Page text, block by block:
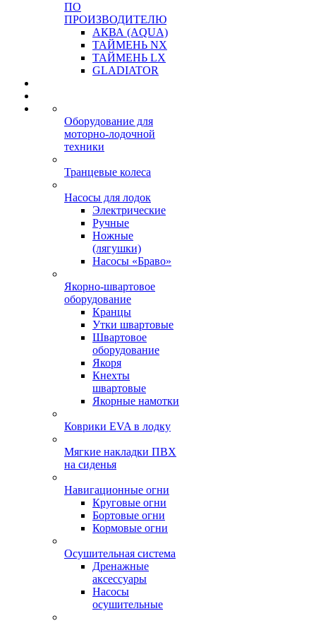
ПО
ПРОИЗВОДИТЕЛЮ
АКВА (AQUA)
ТАЙМЕНЬ NX
ТАЙМЕНЬ LX
GLADIATOR
Оборудование для
моторно-лодочной
техники
Транцевые колеса
Насосы для лодок
Электрические
Ручные
Ножные
(лягушки)
Насосы «Браво»
Якорно-швартовое
оборудование
Кранцы
Утки швартовые
Швартовое
оборудование
Якоря
Кнехты
швартовые
Якорные намотки
Коврики EVA в лодку
Мягкие накладки ПВХ
на сиденья
Навигационные огни
Круговые огни
Бортовые огни
Кормовые огни
Осушительная система
Дренажные
аксессуары
Насосы
осушительные